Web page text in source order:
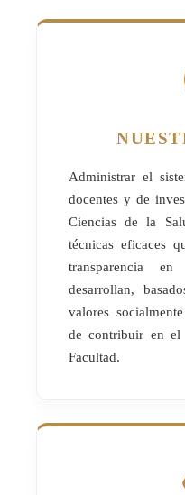
Administrar el
docentes y de
Ciencias de la
técnicas eficaces
transparencia
desarrollan,
valores
de contribuir en
Facultad.